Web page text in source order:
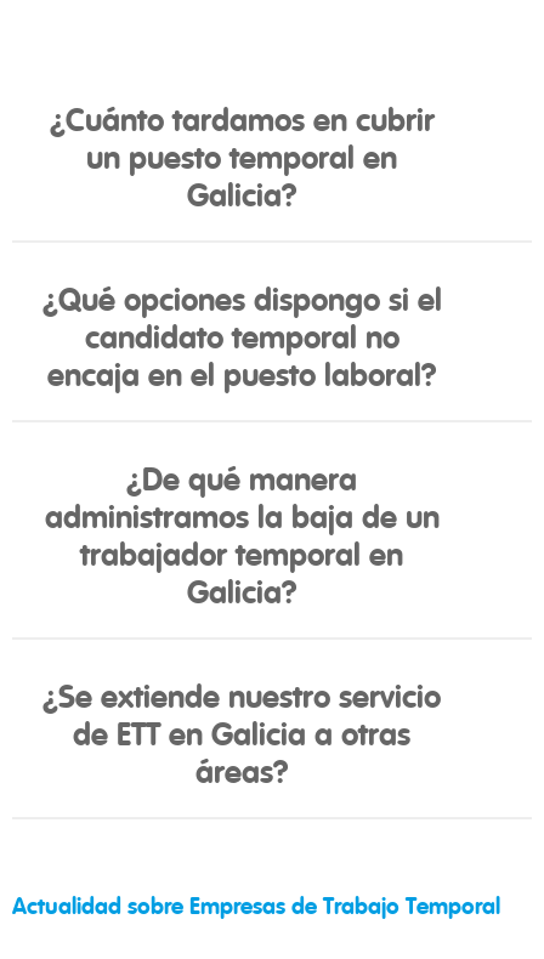
¿Cuánto tardamos en cubrir
un puesto temporal en
Galicia?
¿Qué opciones dispongo si el
candidato temporal no
encaja en el puesto laboral?
¿De qué manera
administramos la baja de un
trabajador temporal en
Galicia?
¿Se extiende nuestro servicio
de ETT en Galicia a otras
áreas?
Actualidad sobre Empresas de Trabajo Temporal